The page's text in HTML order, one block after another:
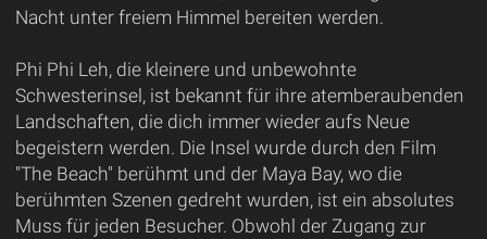
Nacht unter freiem Himmel bereiten werden.
Phi Phi Leh, die kleinere und unbewohnte
Schwesterinsel, ist bekannt für ihre atemberaubenden
Landschaften, die dich immer wieder aufs Neue
begeistern werden. Die Insel wurde durch den Film
"The Beach" berühmt und der Maya Bay, wo die
berühmten Szenen gedreht wurden, ist ein absolutes
Muss für jeden Besucher. Obwohl der Zugang zur